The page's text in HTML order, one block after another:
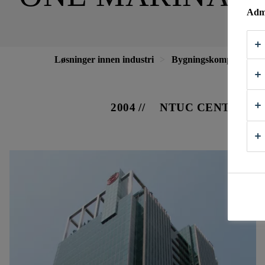
Løsninger innen industri Bygningskomponenter
2004 NTUC CENTRE,